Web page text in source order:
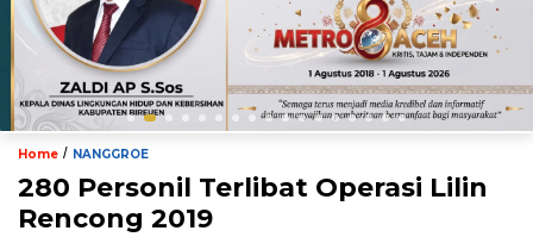
Home / NANGGROE
280 Personil Terlibat Operasi Lilin
Rencong 2019